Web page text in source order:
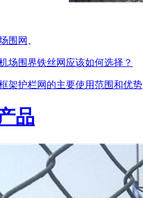
围网
场围界铁丝网应该如何选择？
架护栏网的主要使用范围和优势
品